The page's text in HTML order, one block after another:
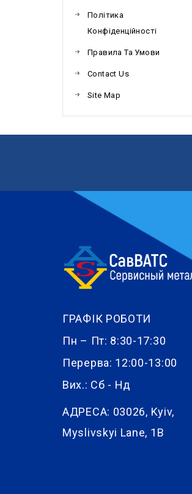
Політика
Конфіденційності
Правила Та Умови
Contact Us
Site Map
ГРАФІК РОБОТИ
Пн – Пт: 8:30-17:30
Перерва: 12:00-13:00
Вих.: Сб - Нд
АДРЕСА: 03026, Kyiv,
Myslivskyi Lane, 1B